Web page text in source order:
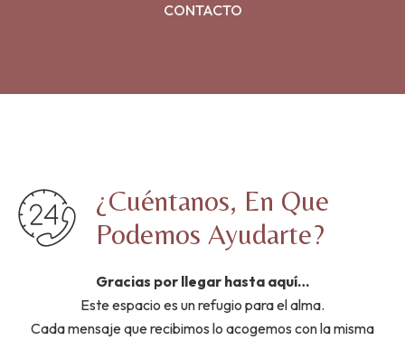
CONTACTO
¿Cuéntanos, En Que
Podemos Ayudarte?
Gracias por llegar hasta aquí…
Este espacio es un refugio para el alma.
Cada mensaje que recibimos lo acogemos con la misma